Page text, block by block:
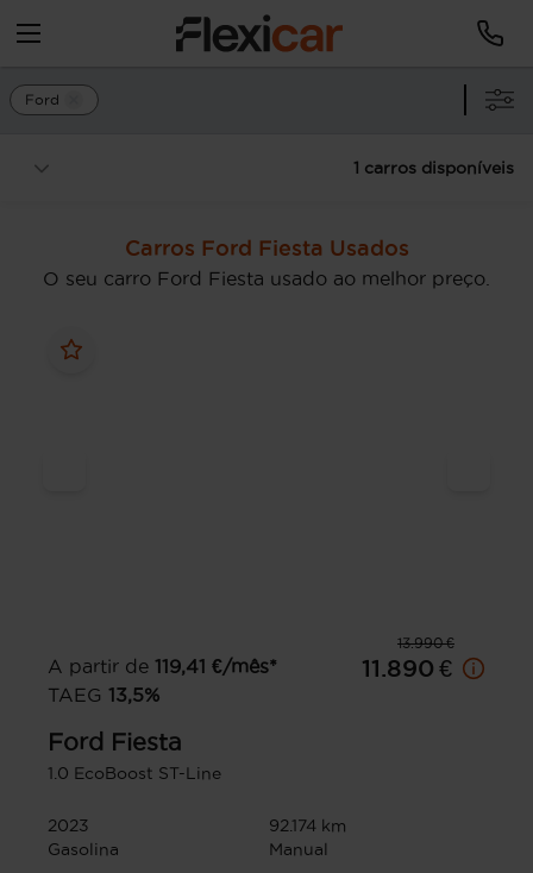
Ford
1 carros disponíveis
Carros Ford Fiesta Usados
O seu carro Ford Fiesta usado ao melhor preço.
13.990 €
A partir de 119,41 €/mês*
TAEG 13,5%
11.890 €
Ford Fiesta
1.0 EcoBoost ST-Line
2023
92.174 km
Gasolina
Manual